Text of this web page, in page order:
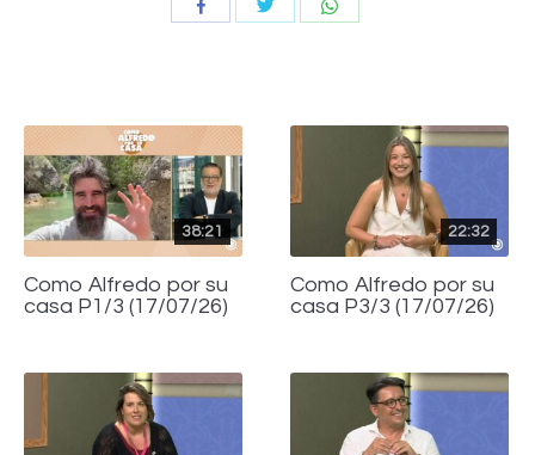
CompartirCompartir
38:21
Como Alfredo por su
casa P1/3 (17/07/26)
22:32
Como Alfredo por su
casa P3/3 (17/07/26)